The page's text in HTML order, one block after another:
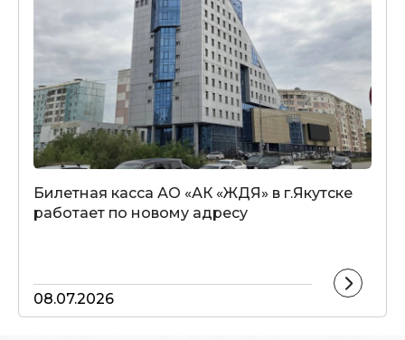
Билетная касса АО «АК «ЖДЯ» в г.Якутске
работает по новому адресу
08.07.2026